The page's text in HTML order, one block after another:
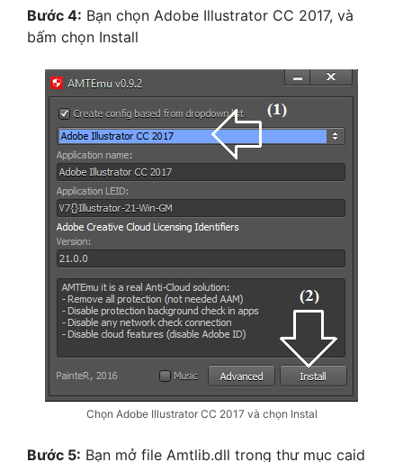
Bước 4: Bạn chọn Adobe Illustrator CC 2017, và
bấm chọn Install
Chọn Adobe Illustrator CC 2017 và chọn Instal
Bước 5: Bạn mở file Amtlib.dll trong thư mục caid